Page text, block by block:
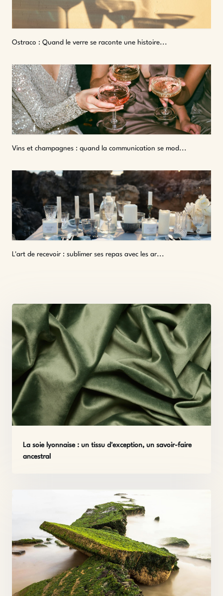
Ostraco : Quand le verre se raconte une histoire...
Vins et champagnes : quand la communication se mod...
L'art de recevoir : sublimer ses repas avec les ar...
La soie lyonnaise : un tissu d'exception, un savoir-faire
ancestral